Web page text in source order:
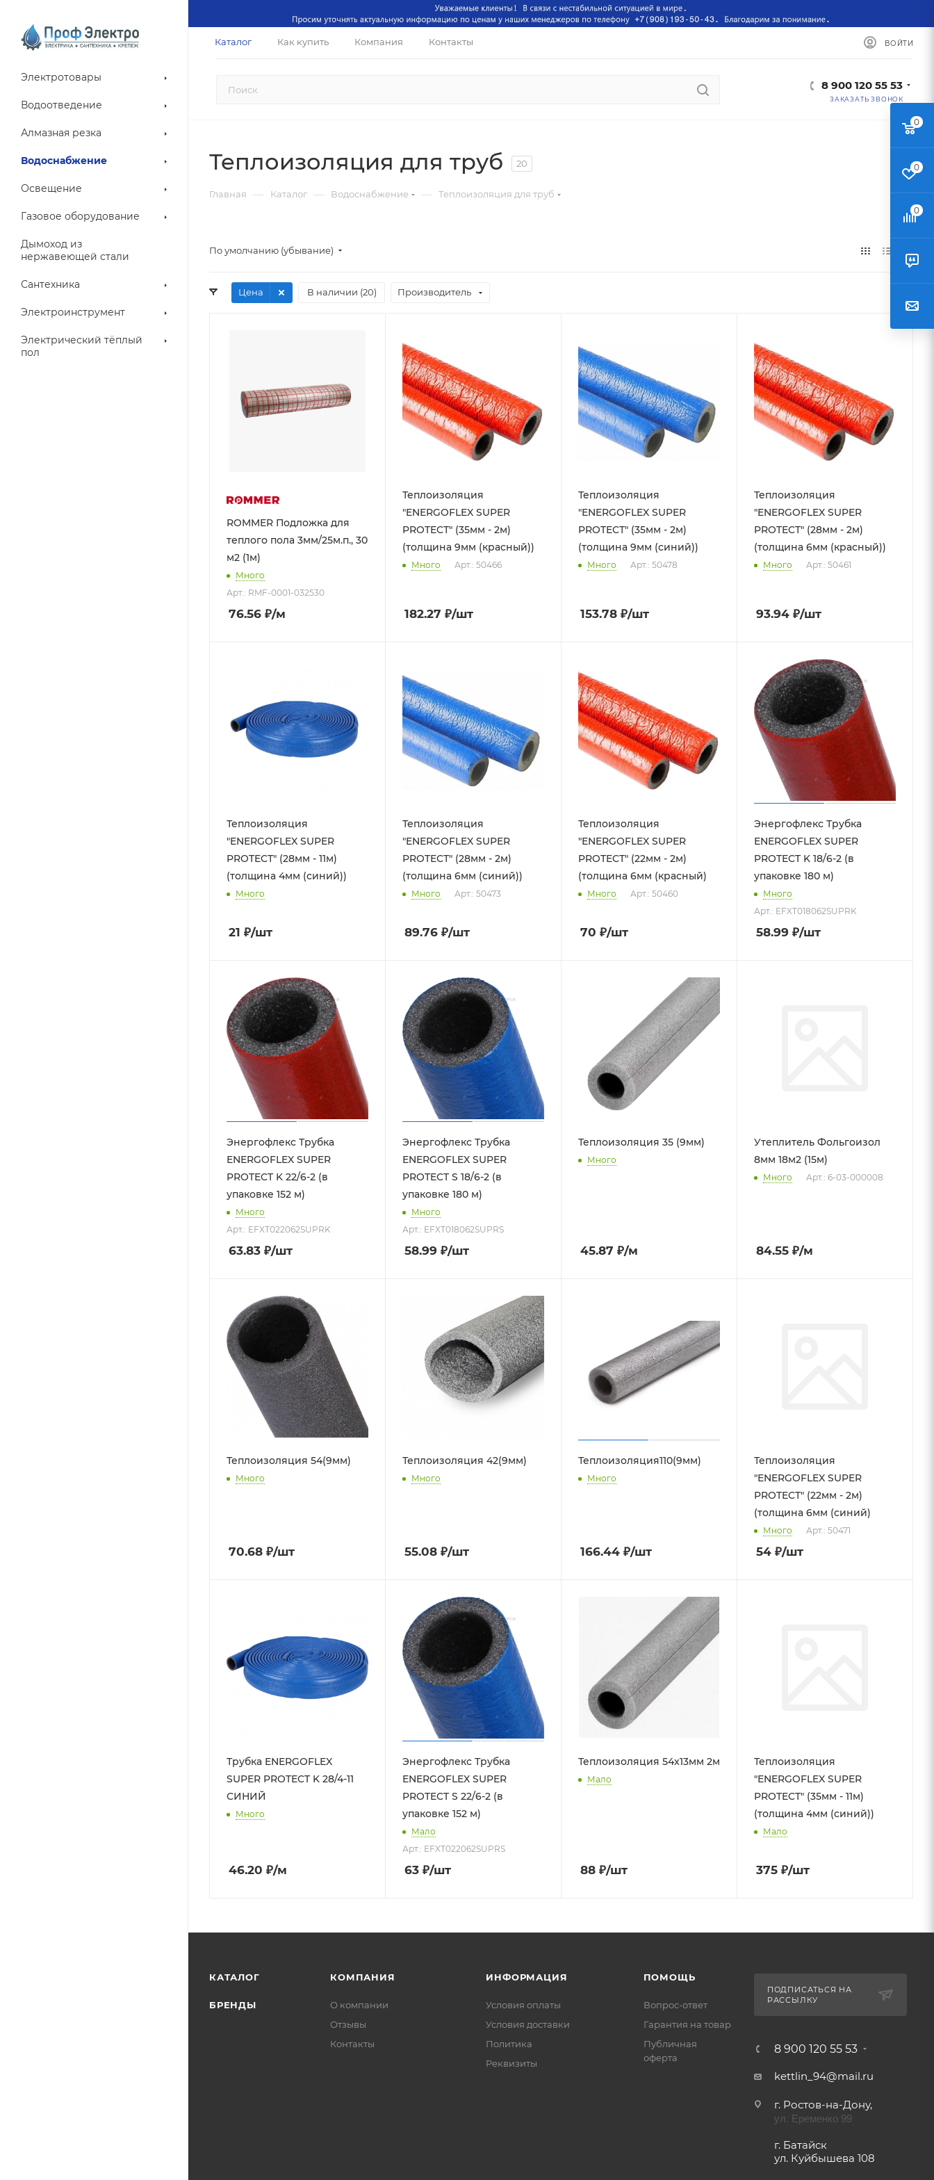
Каталог Как купить Компания Контакты ВОЙТИ
8 900 120 55 53
ЗАКАЗАТЬ ЗВОНОК
Электротовары
Водоотведение
Алмазная резка
Водоснабжение
Освещение
Газовое оборудование
Дымоход из
нержавеющей стали
Сантехника
Электроинструмент
Электрический тёплый
пол
Теплоизоляция для труб 20
Главная — Каталог — Водоснабжение — Теплоизоляция для труб
По умолчанию (убывание)
Цена В наличии (20) Производитель
ROMMER Подложка для
теплого пола 3мм/25м.п., 30
м2 (1м)
Много
Арт.: RMF-0001-032530
76.56 ₽/м
Теплоизоляция
"ENERGOFLEX SUPER
PROTECТ" (35мм - 2м)
(толщина 9мм (красный))
Много Арт.: 50466
182.27 ₽/шт
Теплоизоляция
"ENERGOFLEX SUPER
PROTECТ" (35мм - 2м)
(толщина 9мм (синий))
Много Арт.: 50478
153.78 ₽/шт
Теплоизоляция
"ENERGOFLEX SUPER
PROTECТ" (28мм - 2м)
(толщина 6мм (красный))
Много Арт.: 50461
93.94 ₽/шт
Теплоизоляция
"ENERGOFLEX SUPER
PROTECТ" (28мм - 11м)
(толщина 4мм (синий))
Много
21 ₽/шт
Теплоизоляция
"ENERGOFLEX SUPER
PROTECТ" (28мм - 2м)
(толщина 6мм (синий))
Много Арт.: 50473
89.76 ₽/шт
Теплоизоляция
"ENERGOFLEX SUPER
PROTECТ" (22мм - 2м)
(толщина 6мм (красный)
Много Арт.: 50460
70 ₽/шт
Энергофлекс Трубка
ENERGOFLEX SUPER
PROTECT K 18/6-2 (в
упаковке 180 м)
Много
Арт.: EFXT018062SUPRK
58.99 ₽/шт
Энергофлекс Трубка
ENERGOFLEX SUPER
PROTECT K 22/6-2 (в
упаковке 152 м)
Много
Арт.: EFXT022062SUPRK
63.83 ₽/шт
Энергофлекс Трубка
ENERGOFLEX SUPER
PROTECT S 18/6-2 (в
упаковке 180 м)
Много
Арт.: EFXT018062SUPRS
58.99 ₽/шт
Теплоизоляция 35 (9мм)
Много
45.87 ₽/м
Утеплитель Фольгоизол
8мм 18м2 (15м)
Много Арт.: 6-03-000008
84.55 ₽/м
Теплоизоляция 54(9мм)
Много
70.68 ₽/шт
Теплоизоляция 42(9мм)
Много
55.08 ₽/шт
Теплоизоляция110(9мм)
Много
166.44 ₽/шт
Теплоизоляция
"ENERGOFLEX SUPER
PROTECТ" (22мм - 2м)
(толщина 6мм (синий)
Много Арт.: 50471
54 ₽/шт
Трубка ENERGOFLEX
SUPER PROTECT K 28/4-11
СИНИЙ
Много
46.20 ₽/м
Энергофлекс Трубка
ENERGOFLEX SUPER
PROTECT S 22/6-2 (в
упаковке 152 м)
Мало
Арт.: EFXT022062SUPRS
63 ₽/шт
Теплоизоляция 54x13мм 2м
Мало
88 ₽/шт
Теплоизоляция
"ENERGOFLEX SUPER
PROTECТ" (35мм - 11м)
(толщина 4мм (синий))
Мало
375 ₽/шт
КАТАЛОГ
БРЕНДЫ
КОМПАНИЯ
О компании
Отзывы
Контакты
ИНФОРМАЦИЯ
Условия оплаты
Условия доставки
Политика
Реквизиты
ПОМОЩЬ
Вопрос-ответ
Гарантия на товар
Публичная
оферта
ПОДПИСАТЬСЯ НА
РАССЫЛКУ
8 900 120 55 53
kettlin_94@mail.ru
г. Ростов-на-Дону,
ул. Еременко 99
г. Батайск
ул. Куйбышева 108
0
0
0